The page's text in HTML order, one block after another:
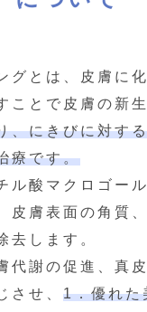
グとは、皮膚に
ことで皮膚の新
、にきびに対す
療です。
ル酸マクロゴー
皮膚表面の角質
去します。
代謝の促進、真
させ、 1．優れた